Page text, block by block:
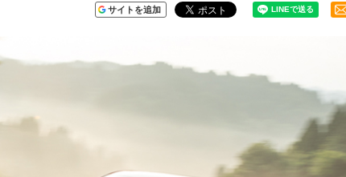
サイトを追加